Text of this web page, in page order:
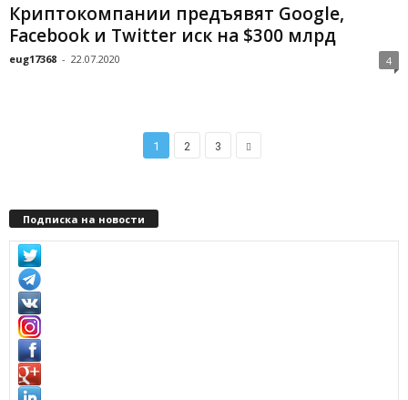
Криптокомпании предъявят Google,
Facebook и Twitter иск на $300 млрд
eug17368 - 22.07.2020 4
1 2 3
Подписка на новости